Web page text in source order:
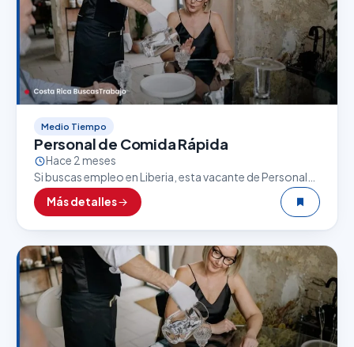
Medio Tiempo
Personal de Comida Rápida
Hace 2 meses
Si buscas empleo en Liberia, esta vacante de Personal
de Comida Rápida puede ser una excelente
oportunidad. El sector gastronómico es uno de los…
Más detalles